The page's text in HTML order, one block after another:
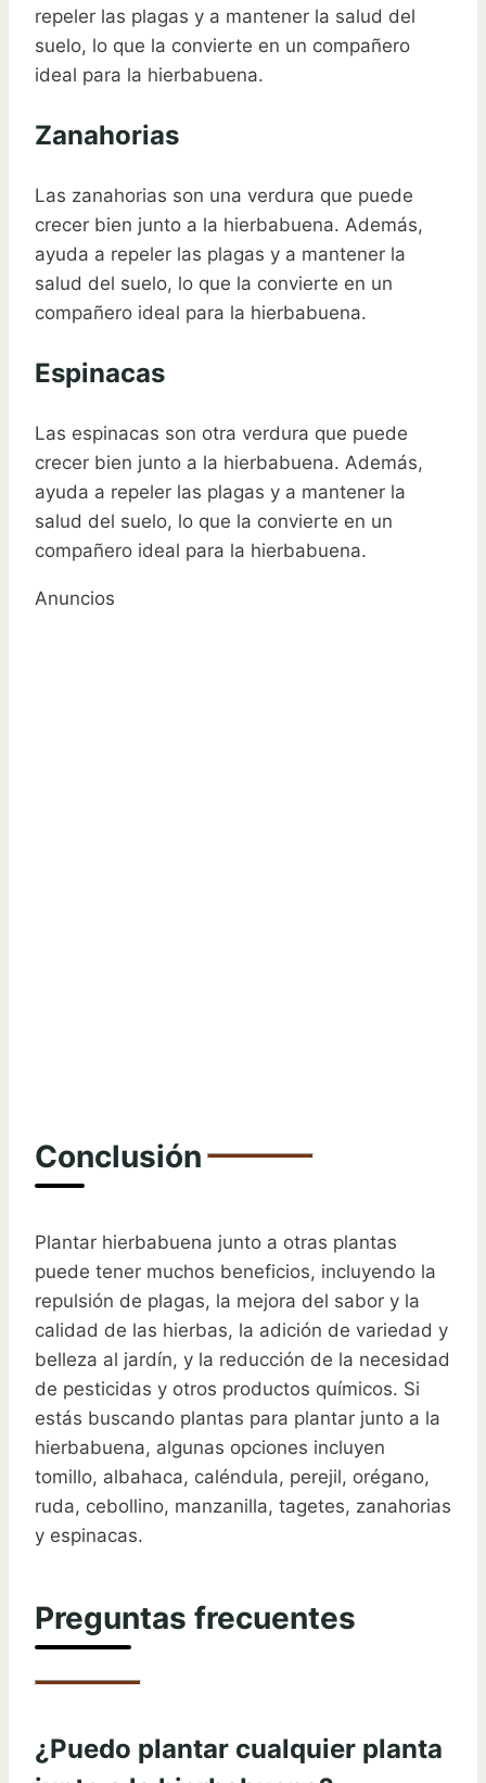
repeler las plagas y a mantener la salud del
suelo, lo que la convierte en un compañero
ideal para la hierbabuena.
Zanahorias
Las zanahorias son una verdura que puede
crecer bien junto a la hierbabuena. Además,
ayuda a repeler las plagas y a mantener la
salud del suelo, lo que la convierte en un
compañero ideal para la hierbabuena.
Espinacas
Las espinacas son otra verdura que puede
crecer bien junto a la hierbabuena. Además,
ayuda a repeler las plagas y a mantener la
salud del suelo, lo que la convierte en un
compañero ideal para la hierbabuena.
Anuncios
Conclusión
Plantar hierbabuena junto a otras plantas
puede tener muchos beneficios, incluyendo la
repulsión de plagas, la mejora del sabor y la
calidad de las hierbas, la adición de variedad y
belleza al jardín, y la reducción de la necesidad
de pesticidas y otros productos químicos. Si
estás buscando plantas para plantar junto a la
hierbabuena, algunas opciones incluyen
tomillo, albahaca, caléndula, perejil, orégano,
ruda, cebollino, manzanilla, tagetes, zanahorias
y espinacas.
Preguntas frecuentes
¿Puedo plantar cualquier planta